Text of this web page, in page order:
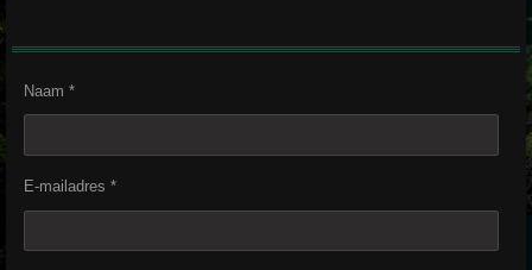
Naam *
E-mailadres *